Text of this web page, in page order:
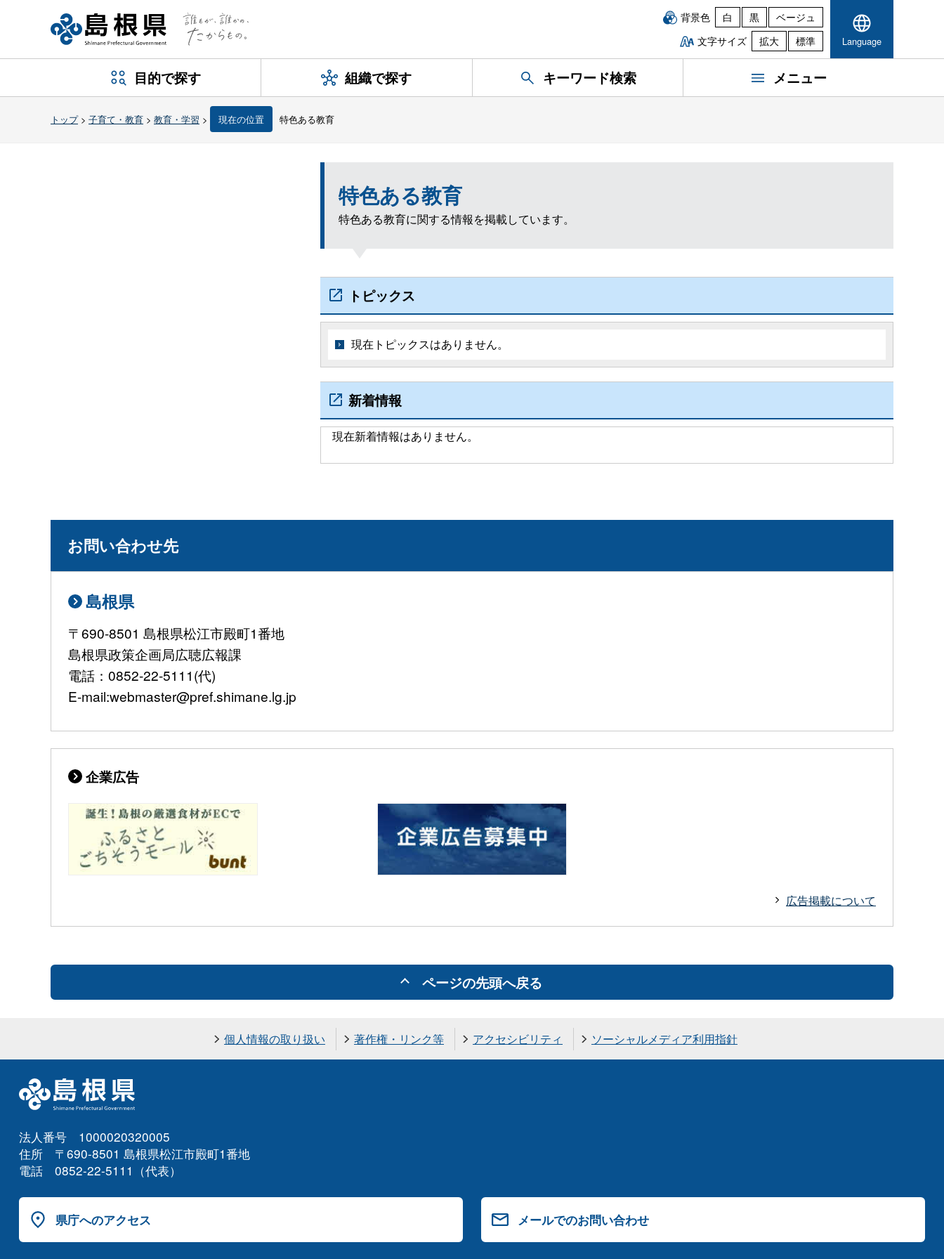
背景色 白 黒
ベージュ
文字サイズ
拡大 標準 Language
目的で探す 組織で探す キーワード検索 メニュー
トップ> 子育て・教育 > 教育・学習 > 現在の位置 特色ある教育
特色ある教育
特色ある教育に関する情報を掲載しています。
トピックス
現在トピックスはありません。
新着情報
現在新着情報はありません。
お問い合わせ先
島根県
〒690-8501 島根県松江市殿町1番地
島根県政策企画局広聴広報課
電話：0852-22-5111(代)
E-mail:webmaster@pref.shimane.lg.jp
企業広告
広告掲載について
ページの先頭へ戻る
個人情報の取り扱い 著作権・リンク等 アクセシビリティ ソーシャルメディア利用指針
法人番号 1000020320005
住所 〒690-8501 島根県松江市殿町1番地
電話 0852-22-5111（代表）
県庁へのアクセス メールでのお問い合わせ